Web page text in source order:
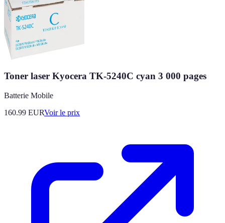
Toner laser Kyocera TK-5240C cyan 3 000 pages
Batterie Mobile
160.99 EURVoir le prix